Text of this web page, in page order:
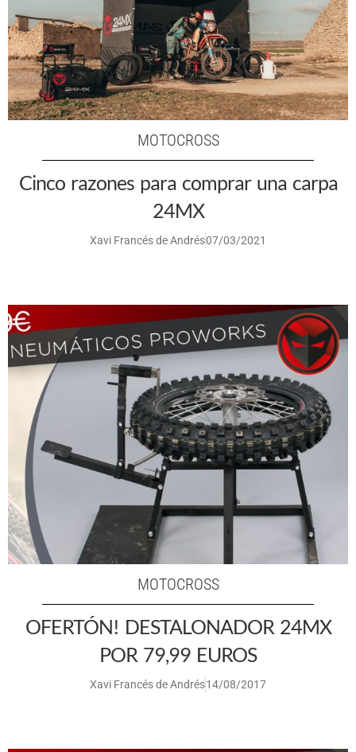
MOTOCROSS
Cinco razones para comprar una carpa
24MX
Xavi Francés de Andrés07/03/2021
MOTOCROSS
OFERTÓN! DESTALONADOR 24MX
POR 79,99 EUROS
Xavi Francés de Andrés14/08/2017